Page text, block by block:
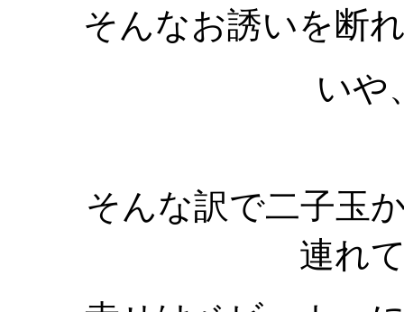
そんなお誘いを断
いや
そんな訳で二子玉
連れ